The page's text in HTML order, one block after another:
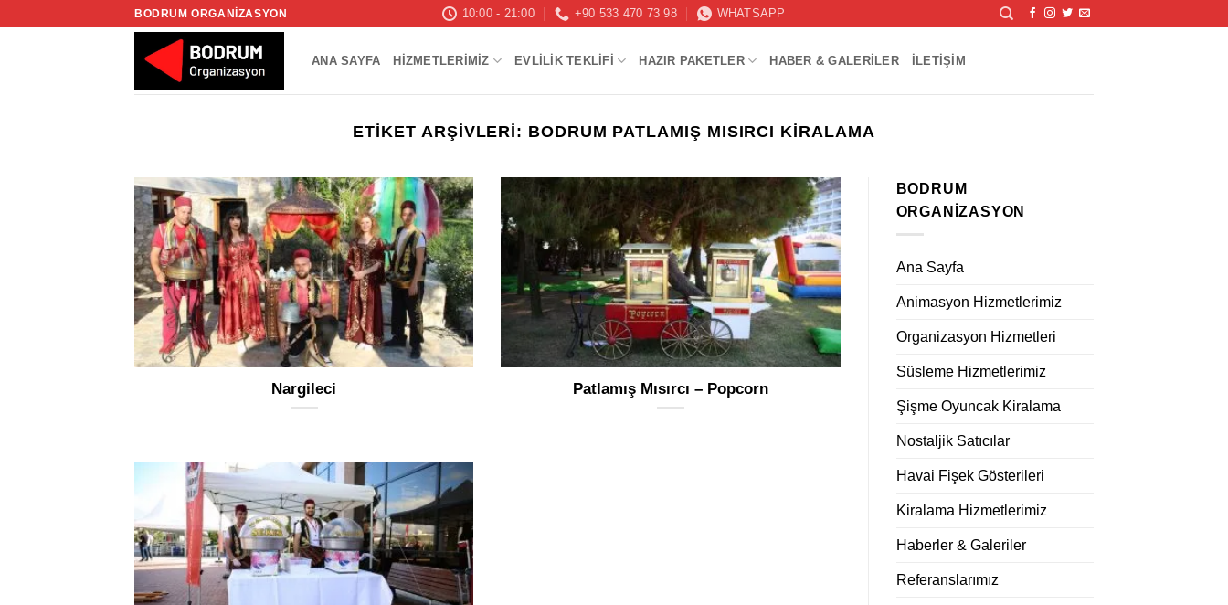
BODRUM ORGANIZASYON 10:00 - 21:00 +90 533 470 73 98 WHATSAPP
ANA SAYFA HIZMETLERIMIZ EVLILIK TEKLIFI HAZIR PAKETLER HABER & GALERILER İLETIŞIM
ETIKET ARŞIVLERI: BODRUM PATLAMIŞ MISIRCI KIRALAMA
Nargileci Patlamış Mısırcı – Popcorn
BODRUM
ORGANIZASYON
Ana Sayfa
Animasyon Hizmetlerimiz
Organizasyon Hizmetleri
Süsleme Hizmetlerimiz
Şişme Oyuncak Kiralama
Nostaljik Satıcılar
Havai Fişek Gösterileri
Kiralama Hizmetlerimiz
Haberler & Galeriler
Referanslarımız